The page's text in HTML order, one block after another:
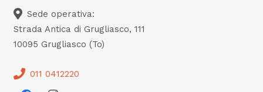
Sede operativa:
Strada Antica di Grugliasco, 111
10095 Grugliasco (To)
011 0412220